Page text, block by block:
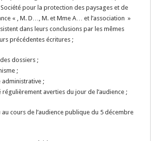
pour la protection des paysages et de
« , M. D…, M. et Mme A… et l’association »
dans leurs conclusions par les mêmes
précédentes écritures ;
dossiers ;
;
administrative ;
régulièrement averties du jour de l’audience ;
cours de l’audience publique du 5 décembre